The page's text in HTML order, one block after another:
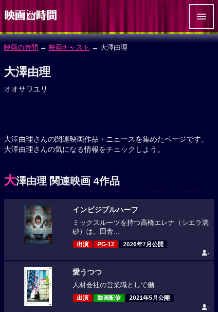
映画の時間 → 映画キャスト → 大澤由理
大澤由理
オオサワユリ
大澤由理さんの関連映画作品・ニュースを集めたページです。
大澤由理さんの気になる情報をチェックしよう。
大澤由理 関連映画 4作品
インビジブルハーフ
ミックスルーツを持つ高橋エレナ（シエラ璃
砂）は、田舎...
出演 PG-12 2026年7月公開
-
愛うつつ
人材会社の営業職として働...
出演 動画配信 2021年5月公開
-